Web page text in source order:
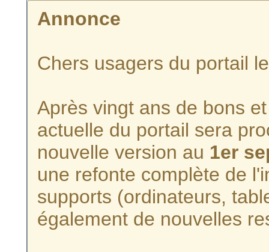
Annonce
Chers usagers du portail
Après vingt ans de bons
actuelle du portail sera
nouvelle version au 1er
une refonte complète de
supports (ordinateurs,
également de nouvelles